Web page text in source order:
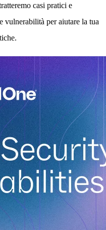
casi pratici e
vulnerabilità per aiutare la tua